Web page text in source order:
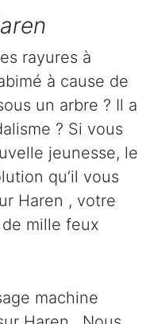
rayures à
à cause de
un arbre ? Il a
? Si vous
jeunesse, le
qu’il vous
Haren , votre
mille feux
machine